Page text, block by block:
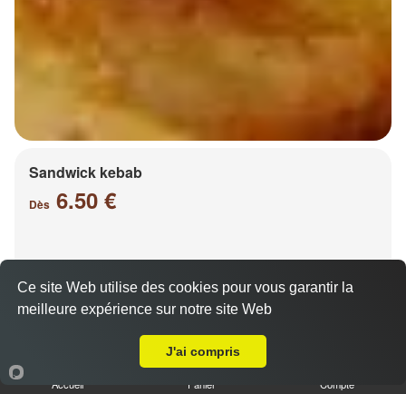
Sandwick kebab
Dès 6.50 €
Accueil Panier Compte
Ce site Web utilise des cookies pour vous garantir la
meilleure expérience sur notre site Web
J'ai compris